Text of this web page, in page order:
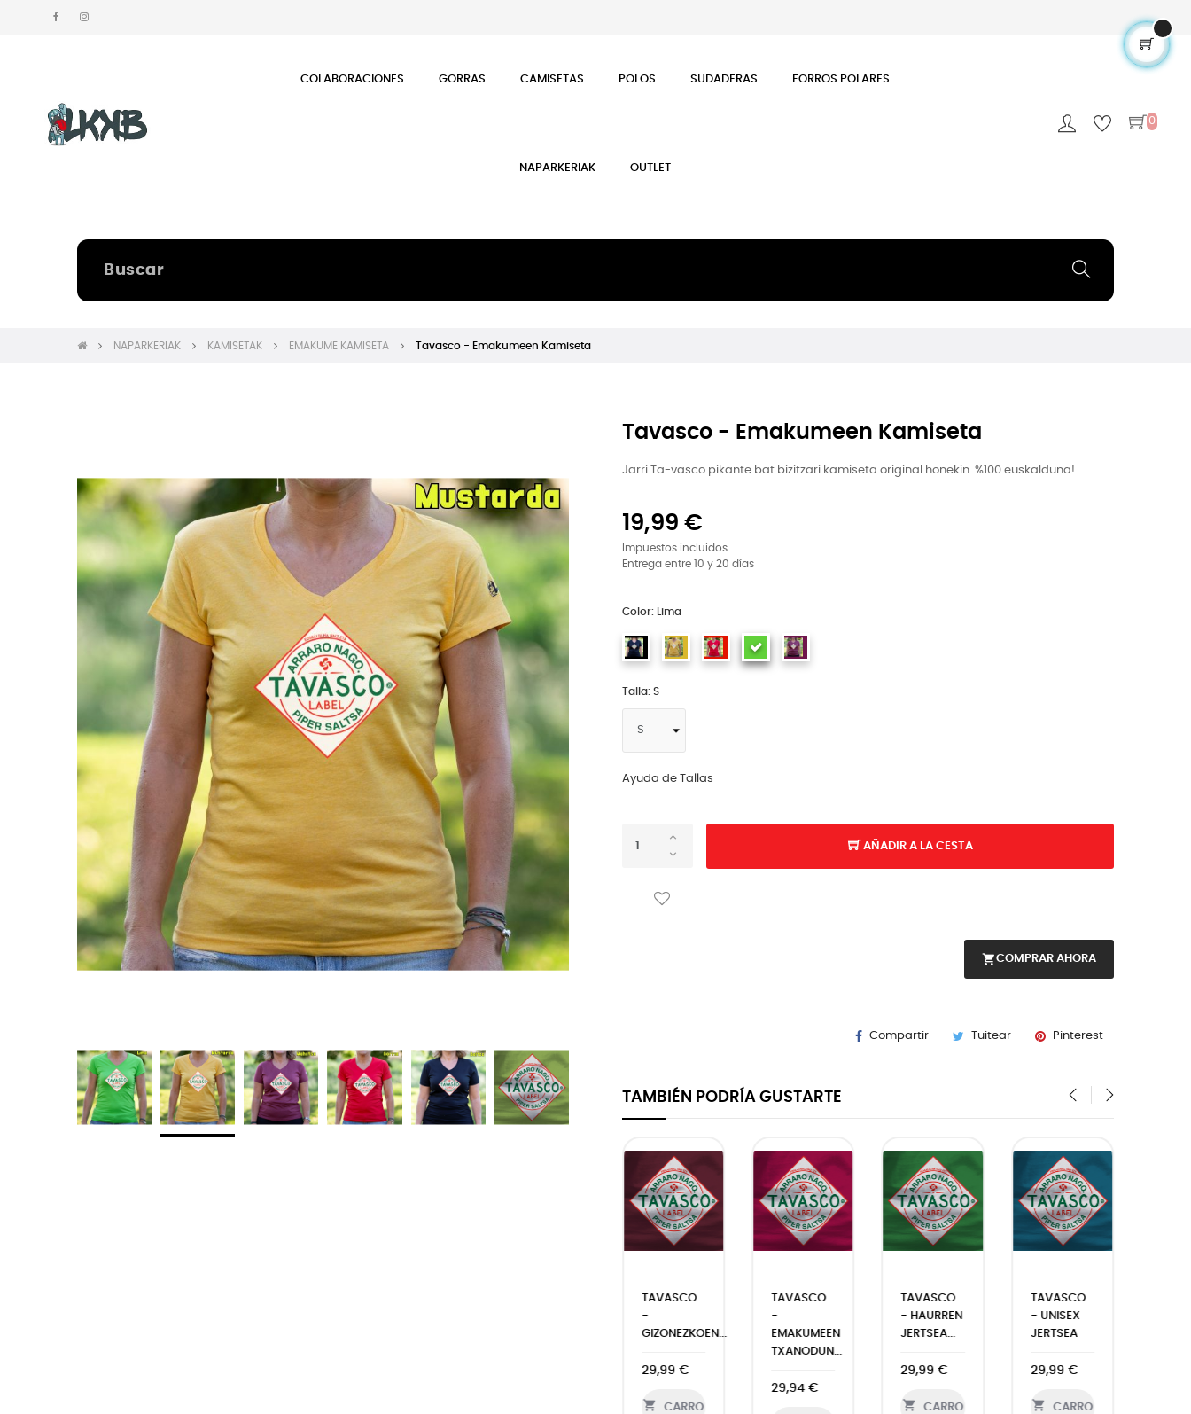
COLABORACIONES GORRAS CAMISETAS POLOS SUDADERAS FORROS POLARES
NAPARKERIAK OUTLET
0
NAPARKERIAK KAMISETAK EMAKUME KAMISETA Tavasco - Emakumeen Kamiseta
Tavasco - Emakumeen Kamiseta
Jarri Ta-vasco pikante bat bizitzari kamiseta original honekin. %100 euskalduna!
19,99 €
Impuestos incluidos
Entrega entre 10 y 20 días
Color: Lima
Talla: S
Ayuda de Tallas
AÑADIR A LA CESTA
shopping_cartCOMPRAR AHORA
Compartir Tuitear Pinterest
TAMBIÉN PODRÍA GUSTARTE
TAVASCO
-
GIZONEZKOEN...
29,99 €
 CARRO
TAVASCO
-
EMAKUMEEN
TXANODUN...
29,94 €
TAVASCO
- HAURREN
JERTSEA...
29,99 €
 CARRO
TAVASCO
- UNISEX
JERTSEA
29,99 €
 CARRO